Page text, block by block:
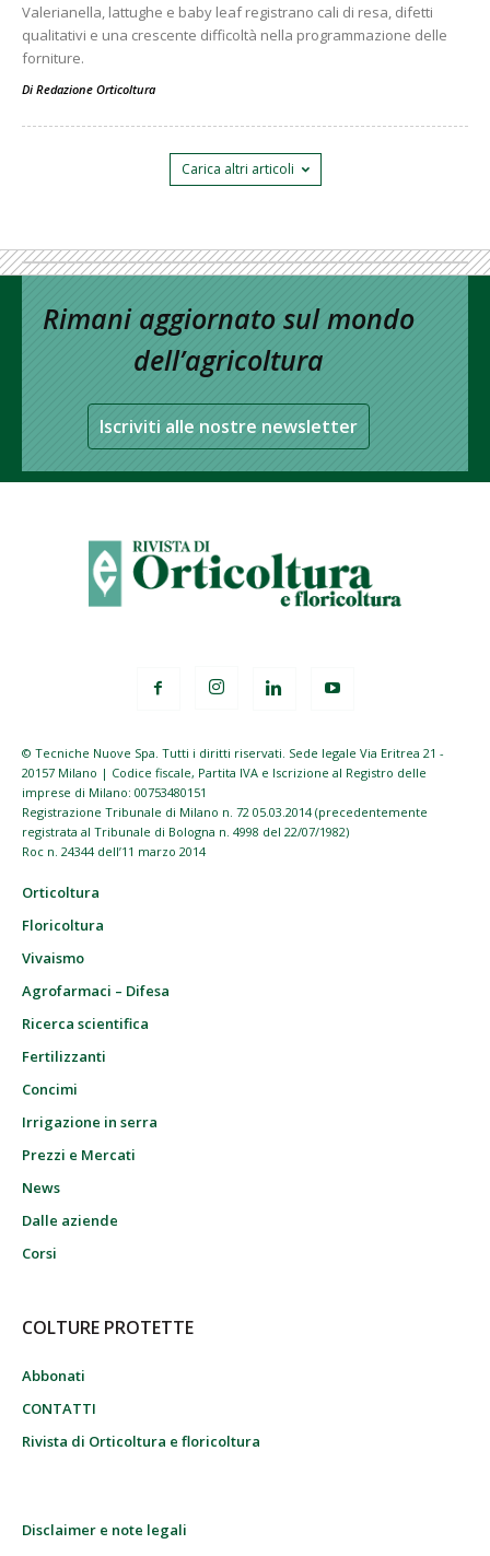
Valerianella, lattughe e baby leaf registrano cali di resa, difetti
qualitativi e una crescente difficoltà nella programmazione delle
forniture.
Di Redazione Orticoltura
Carica altri articoli
Rimani aggiornato sul mondo
dell’agricoltura
Iscriviti alle nostre newsletter
© Tecniche Nuove Spa. Tutti i diritti riservati. Sede legale Via Eritrea 21 -
20157 Milano | Codice fiscale, Partita IVA e Iscrizione al Registro delle
imprese di Milano: 00753480151
Registrazione Tribunale di Milano n. 72 05.03.2014 (precedentemente
registrata al Tribunale di Bologna n. 4998 del 22/07/1982)
Roc n. 24344 dell’11 marzo 2014
Orticoltura
Floricoltura
Vivaismo
Agrofarmaci – Difesa
Ricerca scientifica
Fertilizzanti
Concimi
Irrigazione in serra
Prezzi e Mercati
News
Dalle aziende
Corsi
COLTURE PROTETTE
Abbonati
CONTATTI
Rivista di Orticoltura e floricoltura
Disclaimer e note legali